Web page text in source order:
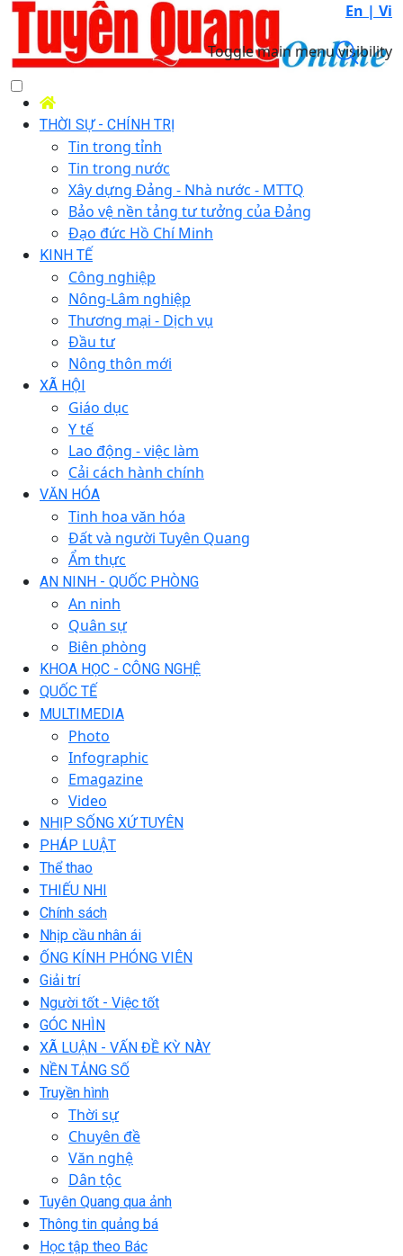
En | Vi
Toggle main menu visibility
THỜI SỰ - CHÍNH TRỊ
Tin trong tỉnh
Tin trong nước
Xây dựng Đảng - Nhà nước - MTTQ
Bảo vệ nền tảng tư tưởng của Đảng
Đạo đức Hồ Chí Minh
KINH TẾ
Công nghiệp
Nông-Lâm nghiệp
Thương mại - Dịch vụ
Đầu tư
Nông thôn mới
XÃ HỘI
Giáo dục
Y tế
Lao động - việc làm
Cải cách hành chính
VĂN HÓA
Tinh hoa văn hóa
Đất và người Tuyên Quang
Ẩm thực
AN NINH - QUỐC PHÒNG
An ninh
Quân sự
Biên phòng
KHOA HỌC - CÔNG NGHỆ
QUỐC TẾ
MULTIMEDIA
Photo
Infographic
Emagazine
Video
NHỊP SỐNG XỨ TUYÊN
PHÁP LUẬT
Thể thao
THIẾU NHI
Chính sách
Nhịp cầu nhân ái
ỐNG KÍNH PHÓNG VIÊN
Giải trí
Người tốt - Việc tốt
GÓC NHÌN
XÃ LUẬN - VẤN ĐỀ KỲ NÀY
NỀN TẢNG SỐ
Truyền hình
Thời sự
Chuyên đề
Văn nghệ
Dân tộc
Tuyên Quang qua ảnh
Thông tin quảng bá
Học tập theo Bác